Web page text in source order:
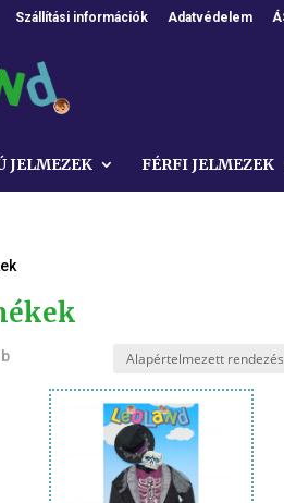
Szállítási információk Adatvédelem
JELMEZEK FÉRFI JELMEZEK